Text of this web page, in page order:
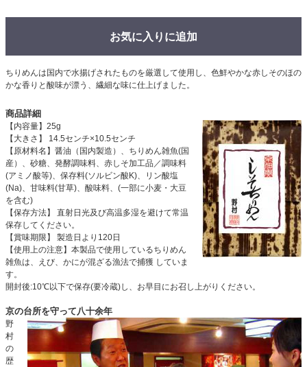
お気に入りに追加
ちりめんは国内で水揚げされたものを厳選して使用し、色鮮やかな赤しそのほの
かな香りと酸味が漂う、繊細な味に仕上げました。
商品詳細
【内容量】25g
【大きさ】 14.5センチ×10.5センチ
【原材料名】醤油（国内製造）、ちりめん雑魚(国
産）、砂糖、発酵調味料、赤しそ加工品／調味料
(アミノ酸等)、保存料(ソルビン酸K)、リン酸塩
(Na)、甘味料(甘草)、酸味料、(一部に小麦・大豆
を含む)
【保存方法】 直射日光及び高温多湿を避けて常温
保存してください。
【賞味期限】 製造日より120日
【使用上の注意】本製品で使用しているちりめん
雑魚は、えび、かにが混ざる漁法で捕獲 していま
す。
開封後:10℃以下で保存(要冷蔵)し、お早目にお召し上がりください。
京の台所を守って八十余年
野
村
の
歴